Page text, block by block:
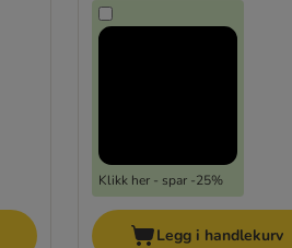
Klikk her - spar -25%
Legg i handlekurv